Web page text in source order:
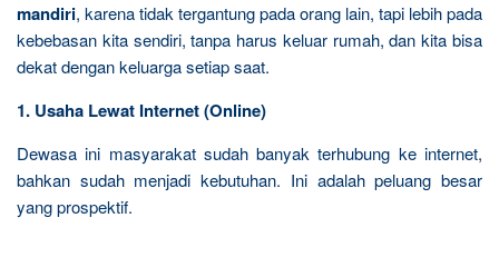
mandiri, karena tidak tergantung pada orang lain, tapi lebih pada
kebebasan kita sendiri, tanpa harus keluar rumah, dan kita bisa
dekat dengan keluarga setiap saat.
1. Usaha Lewat Internet (Online)
Dewasa ini masyarakat sudah banyak terhubung ke internet,
bahkan sudah menjadi kebutuhan. Ini adalah peluang besar
yang prospektif.